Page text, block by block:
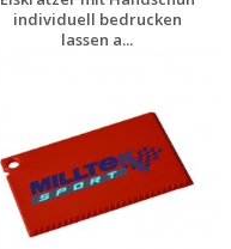
individuell bedrucken
lassen a...